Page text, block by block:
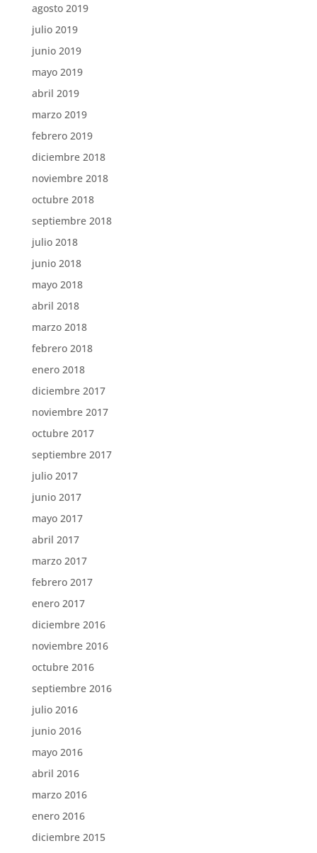
agosto 2019
julio 2019
junio 2019
mayo 2019
abril 2019
marzo 2019
febrero 2019
diciembre 2018
noviembre 2018
octubre 2018
septiembre 2018
julio 2018
junio 2018
mayo 2018
abril 2018
marzo 2018
febrero 2018
enero 2018
diciembre 2017
noviembre 2017
octubre 2017
septiembre 2017
julio 2017
junio 2017
mayo 2017
abril 2017
marzo 2017
febrero 2017
enero 2017
diciembre 2016
noviembre 2016
octubre 2016
septiembre 2016
julio 2016
junio 2016
mayo 2016
abril 2016
marzo 2016
enero 2016
diciembre 2015